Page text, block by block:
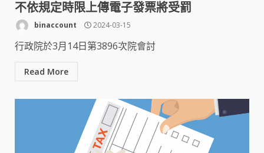
不依規定時限上傳電子發票將受罰
binaccount 2024-03-15
行政院於3月14日第3896次院會討
Read More